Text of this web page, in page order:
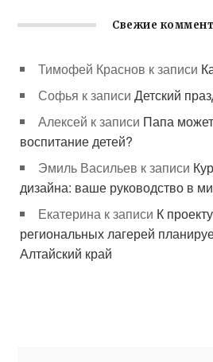
Свежие
Тимофей Краснов к записи
Софья к записиДетский
Алексей к записи Папа
воспитание детей?
Эмиль Васильев к записи
дизайна: ваше руководство в
Екатерина к записи К
региональных лагерей
Алтайский край